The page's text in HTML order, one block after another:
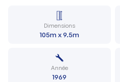
Dimensions
105m x 9.5m
Année
1969